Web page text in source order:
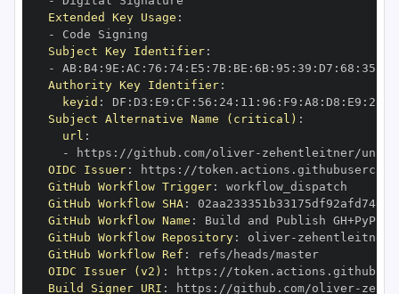
Extended Key Usage :
-
Subject Key Identifier:
-
AB: B4: 9E : AC : 76 : 74: E5 : 7B: BE : 6B: 95 : 39 : D7 : 68 : 35
Authority Key Identifier:
keyid : DF : D3 : E9 : CF : 56 : 24: 11 : 96 : F9 : A8 : D8 : E9 : 28
Subject Alternative Name (critical) :
url :
-
https : //github.com/oliver- zehentleitner/
OIDC Issuer: https :
GitHub Workflow Trigger:
GitHub Workflow SHA:
GitHub Workflow Name :
GitHub Workflow Repository: oliver- zehentleitner/
GitHub Workflow Ref :
refs/heads/master
OIDC Issuer (v2) : https :
Build Signer URI : https : //github.com/oliver-